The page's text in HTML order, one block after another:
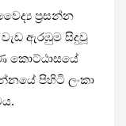
ප්‍රසන්න
ඇරඹුම සිදුවූ
කොට්ඨාසයේ
පිහිටි ලංකා